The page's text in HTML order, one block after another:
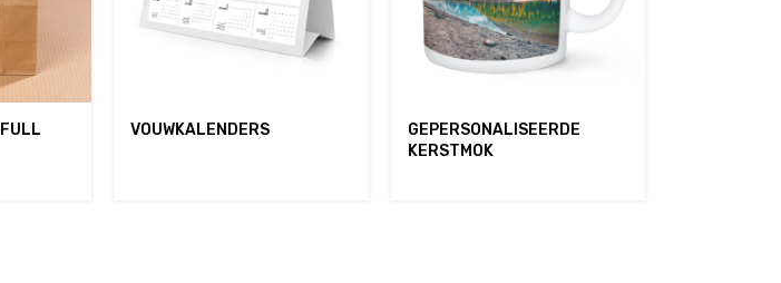
VOUWKALENDERS
GEPERSONALISEERDE
KERSTMOK